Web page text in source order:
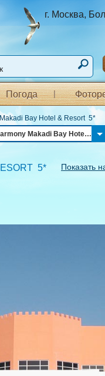
г. Москва,
Погода
Bay Hotel & Resort 5*
5* Harmony Makadi Bay Hotel & Resort
5*
Показать